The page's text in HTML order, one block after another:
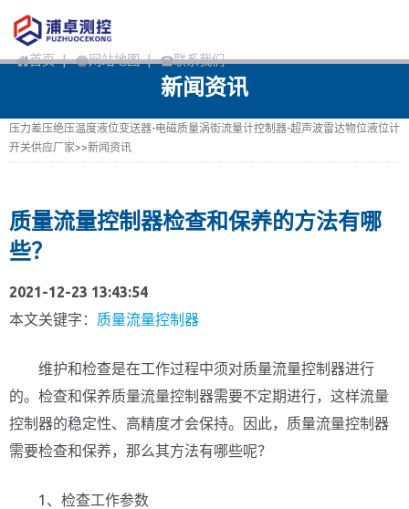
首页 | 网站地图 | 联系我们
新闻资讯
压力差压绝压温度液位变送器-电磁质量涡街流量计控制器-超声波雷达物位液位计
开关供应厂家>>新闻资讯
质量流量控制器检查和保养的方法有哪
些？
2021-12-23 13:43:54
本文关键字： 质量流量控制器
维护和检查是在工作过程中须对质量流量控制器进行
的。检查和保养质量流量控制器需要不定期进行，这样流量
控制器的稳定性、高精度才会保持。因此，质量流量控制器
需要检查和保养，那么其方法有哪些呢？
1、检查工作参数